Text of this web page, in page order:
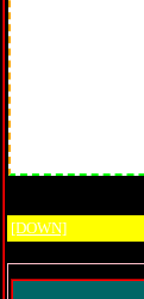
[DOWN]